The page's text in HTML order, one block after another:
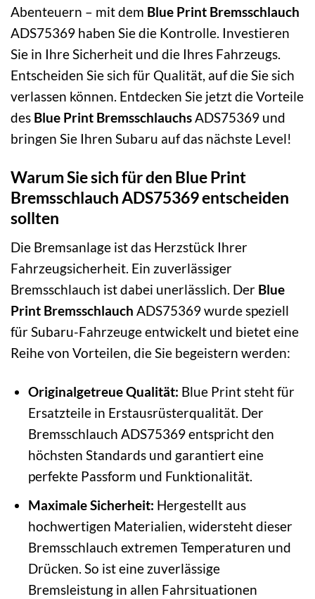
Abenteuern – mit dem Blue Print Bremsschlauch
ADS75369 haben Sie die Kontrolle. Investieren
Sie in Ihre Sicherheit und die Ihres Fahrzeugs.
Entscheiden Sie sich für Qualität, auf die Sie sich
verlassen können. Entdecken Sie jetzt die Vorteile
des Blue Print BremsschlauchsADS75369 und
bringen Sie Ihren Subaru auf das nächste Level!
Warum Sie sich für den Blue Print
Bremsschlauch ADS75369 entscheiden
sollten
Die Bremsanlage ist das Herzstück Ihrer
Fahrzeugsicherheit. Ein zuverlässiger
Bremsschlauch ist dabei unerlässlich. Der Blue
Print Bremsschlauch ADS75369 wurde speziell
für Subaru-Fahrzeuge entwickelt und bietet eine
Reihe von Vorteilen, die Sie begeistern werden:
Originalgetreue Qualität: Blue Print steht für
Ersatzteile in Erstausrüsterqualität. Der
Bremsschlauch ADS75369 entspricht den
höchsten Standards und garantiert eine
perfekte Passform und Funktionalität.
Maximale Sicherheit: Hergestellt aus
hochwertigen Materialien, widersteht dieser
Bremsschlauch extremen Temperaturen und
Drücken. So ist eine zuverlässige
Bremsleistung in allen Fahrsituationen